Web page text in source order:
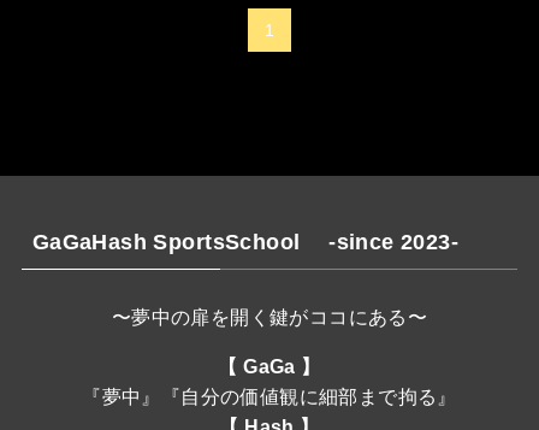
1
GaGaHash SportsSchool -since 2023-
〜夢中の扉を開く鍵がココにある〜
【 GaGa 】
『夢中』『自分の価値観に細部まで拘る』